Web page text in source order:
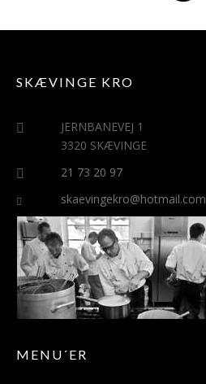
SKÆVINGE KRO
JERNBANEVEJ 1
3320 SKÆVINGE
21 73 20 97
skaevingekro@hotmail.com
MENU´ER